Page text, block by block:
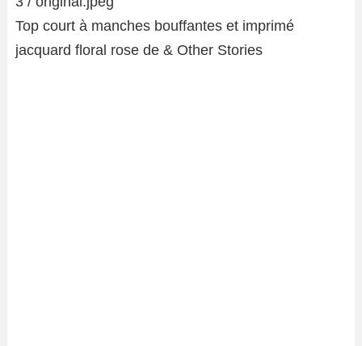
Top court à manches bouffantes et imprimé
jacquard floral rose de & Other Stories